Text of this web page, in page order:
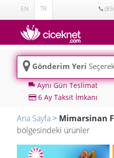
EN TR
Gönderim Yeri
local_shippingAynı Gün Teslimat
6 Ay Taksit İmkanı
Ana Sayfa > Mimarsinan
bölgesindeki ürünler